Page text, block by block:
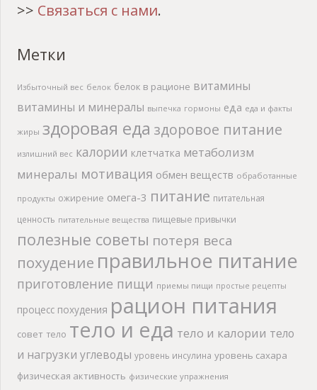
>> Связаться с нами.
Метки
Избыточный вес белок белок в рационе витамины
витамины и минералы выпечка гормоны еда еда и факты
жиры здоровая еда здоровое питание
излишний вес калории клетчатка метаболизм
минералы мотивация обмен веществ обработанные
продукты ожирение омега-3 питание питательная
ценность питательные вещества пищевые привычки
полезные советы потеря веса
похудение правильное питание
приготовление пищи приемы пищи простые рецепты
процесс похудения рацион питания
совет тело тело и еда тело и калории тело
и нагрузки углеводы уровень инсулина уровень сахара
физическая активность физические упражнения